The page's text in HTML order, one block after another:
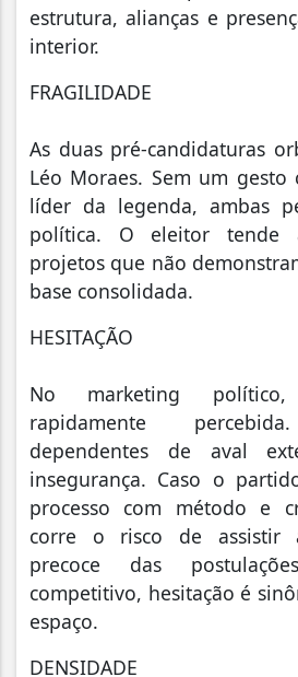
estrutura, alianças e
interior.
FRAGILIDADE
As duas pré-candidaturas
Léo Moraes. Sem um
líder da legenda, ambas
política. O eleitor tende
projetos que não
base consolidada.
HESITAÇÃO
No marketing
rapidamente
dependentes de aval
insegurança. Caso o
processo com método e
corre o risco de assistir
precoce das
competitivo, hesitação é
espaço.
DENSIDADE